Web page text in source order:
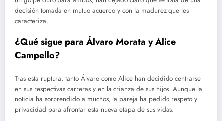
decisión tomada en mutuo acuerdo y con la madurez que les
caracteriza.
¿Qué sigue para Álvaro Morata y Alice
Campello?
Tras esta ruptura, tanto Álvaro como Alice han decidido centrarse
en sus respectivas carreras y en la crianza de sus hijos. Aunque la
noticia ha sorprendido a muchos, la pareja ha pedido respeto y
privacidad para afrontar esta nueva etapa de sus vidas.